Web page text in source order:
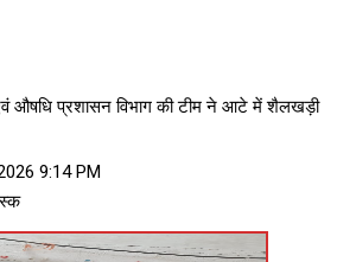
औषधि प्रशासन विभाग की टीम ने आटे में शैलखड़ी
9:14 PM